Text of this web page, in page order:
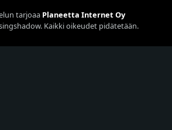
tarjoaa Planeetta Internet Oy
Kaikki oikeudet pidätetään.